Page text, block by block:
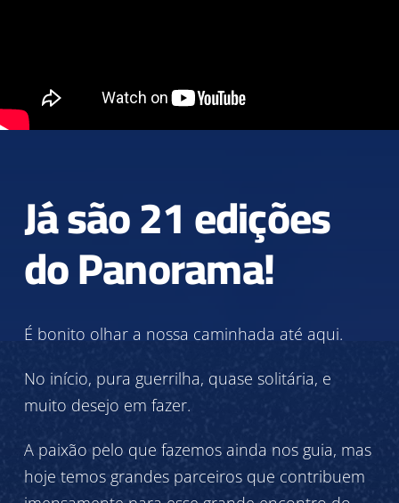
Já são 21 edições
do Panorama!
É bonito olhar a nossa caminhada até aqui.
No início, pura guerrilha, quase solitária, e
muito desejo em fazer.
A paixão pelo que fazemos ainda nos guia, mas
hoje temos grandes parceiros que contribuem